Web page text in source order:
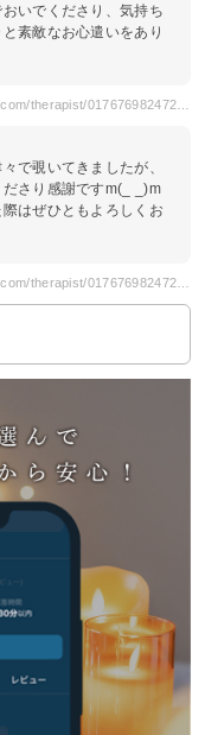
いでくださり、気持ち
素敵なお心遣いをあり
で覗いてきましたが、
さり感謝ですm(_ _)m
はぜひともよろしくお